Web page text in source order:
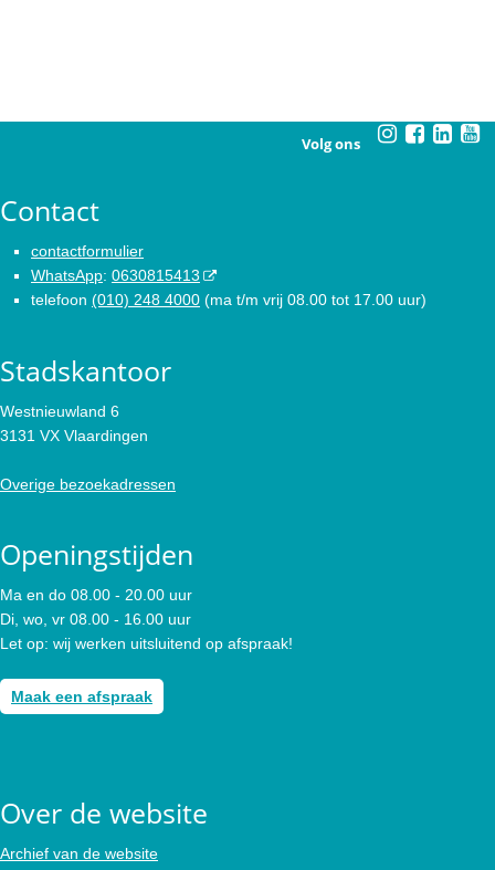
Volg ons
Contact
contactformulier
WhatsApp: 0630815413
telefoon (010) 248 4000 (ma t/m vrij 08.00 tot 17.00 uur)
Stadskantoor
Westnieuwland 6
3131 VX Vlaardingen
Overige bezoekadressen
Openingstijden
Ma en do 08.00 - 20.00 uur
Di, wo, vr 08.00 - 16.00 uur
Let op: wij werken uitsluitend op afspraak!
Maak een afspraak
Over de website
Archief van de website